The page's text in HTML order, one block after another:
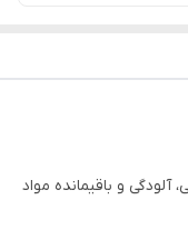
و باقیمانده مواد